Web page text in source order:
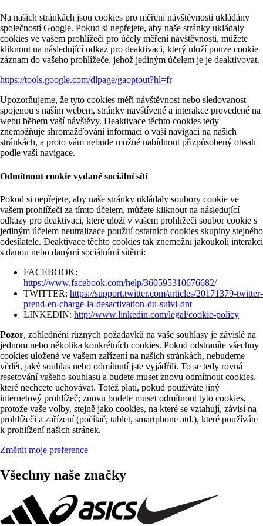
Na našich stránkách jsou cookies pro měření návštěvnosti ukládány
společností Google. Pokud si nepřejete, aby naše stránky ukládaly
cookies ve vašem prohlížeči pro účely měření návštěvnosti, můžete
kliknout na následující odkaz pro deaktivaci, který uloží pouze cookie
záznam do vašeho prohlížeče, jehož jediným účelem je je deaktivovat.
https://tools.google.com/dlpage/gaoptout?hl=fr
Upozorňujeme, že tyto cookies měří návštěvnost nebo sledovanost
spojenou s naším webem, stránky navštívené a interakce provedené na
webu během vaší návštěvy. Deaktivace těchto cookies tedy
znemožňuje shromažďování informací o vaší navigaci na našich
stránkách, a proto vám nebude možné nabídnout přizpůsobený obsah
podle vaší navigace.
Odmítnout cookie vydané sociální sítí
Pokud si nepřejete, aby naše stránky ukládaly soubory cookie ve
vašem prohlížeči za tímto účelem, můžete kliknout na následující
odkazy pro deaktivaci, které uloží v vašem prohlížeči soubor cookie s
jediným účelem neutralizace použití ostatních cookies skupiny stejného
odesílatele. Deaktivace těchto cookies tak znemožní jakoukoli interakci
s danou nebo danými sociálními sítěmi:
FACEBOOK:
https://www.facebook.com/help/360595310676682/
TWITTER: https://support.twitter.com/articles/20171379-twitter-
prend-en-charge-la-desactivation-du-suivi-dnt
LINKEDIN: http://www.linkedin.com/legal/cookie-policy
Pozor, zohlednění různých požadavků na vaše souhlasy je závislé na
jednom nebo několika konkrétních cookies. Pokud odstraníte všechny
cookies uložené ve vašem zařízení na našich stránkách, nebudeme
vědět, jaký souhlas nebo odmítnutí jste vyjádřili. To se tedy rovná
resetování vašeho souhlasu a budete muset znovu odmítnout cookies,
které nechcete uchovávat. Totéž platí, pokud používáte jiný
internetový prohlížeč; znovu budete muset odmítnout tyto cookies,
protože vaše volby, stejně jako cookies, na které se vztahují, závisí na
prohlížeči a zařízení (počítač, tablet, smartphone atd.), které používáte
k prohlížení našich stránek.
Změnit moje preference
Všechny naše značky